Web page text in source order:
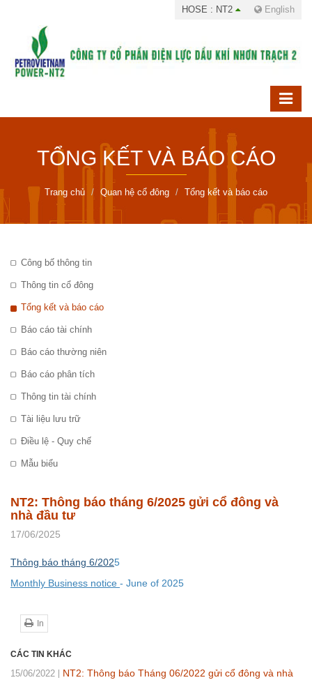
HOSE : NT2 English
TỔNG KẾT VÀ BÁO CÁO
Trang chủ Quan hệ cổ đông Tổng kết và báo cáo
Công bố thông tin
Thông tin cổ đông
Tổng kết và báo cáo
Báo cáo tài chính
Báo cáo thường niên
Báo cáo phân tích
Thông tin tài chính
Tài liệu lưu trữ
Điều lệ - Quy chế
Mẫu biểu
NT2: Thông báo tháng 6/2025 gửi cổ đông và
nhà đầu tư
17/06/2025
Thông báo tháng 6/2025
Monthly Business notice - June of 2025
In
CÁC TIN KHÁC
15/06/2022
NT2: Thông báo Tháng 06/2022 gửi cổ đông và nhà